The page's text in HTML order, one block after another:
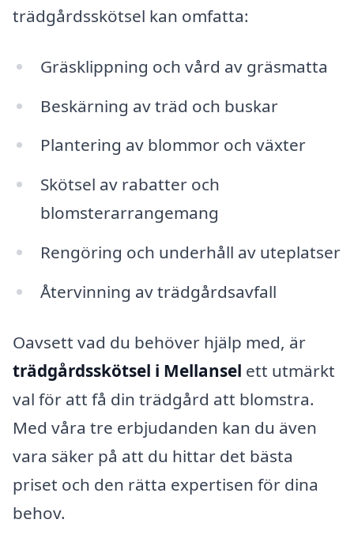
trädgårdsskötsel kan omfatta:
Gräsklippning och vård av gräsmatta
Beskärning av träd och buskar
Plantering av blommor och växter
Skötsel av rabatter och
blomsterarrangemang
Rengöring och underhåll av uteplatser
Återvinning av trädgårdsavfall
Oavsett vad du behöver hjälp med, är
trädgårdsskötsel i Mellansel ett utmärkt
val för att få din trädgård att blomstra.
Med våra tre erbjudanden kan du även
vara säker på att du hittar det bästa
priset och den rätta expertisen för dina
behov.